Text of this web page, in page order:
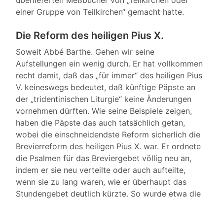
einer Gruppe von Teilkirchen“ gemacht hatte.
Die Reform des heiligen Pius X.
Soweit Abbé Barthe. Gehen wir seine
Aufstellungen ein wenig durch. Er hat vollkommen
recht damit, daß das „für immer“ des heiligen Pius
V. keineswegs bedeutet, daß künftige Päpste an
der „tridentinischen Liturgie“ keine Änderungen
vornehmen dürften. Wie seine Beispiele zeigen,
haben die Päpste das auch tatsächlich getan,
wobei die einschneidendste Reform sicherlich die
Brevierreform des heiligen Pius X. war. Er ordnete
die Psalmen für das Breviergebet völlig neu an,
indem er sie neu verteilte oder auch aufteilte,
wenn sie zu lang waren, wie er überhaupt das
Stundengebet deutlich kürzte. So wurde etwa die